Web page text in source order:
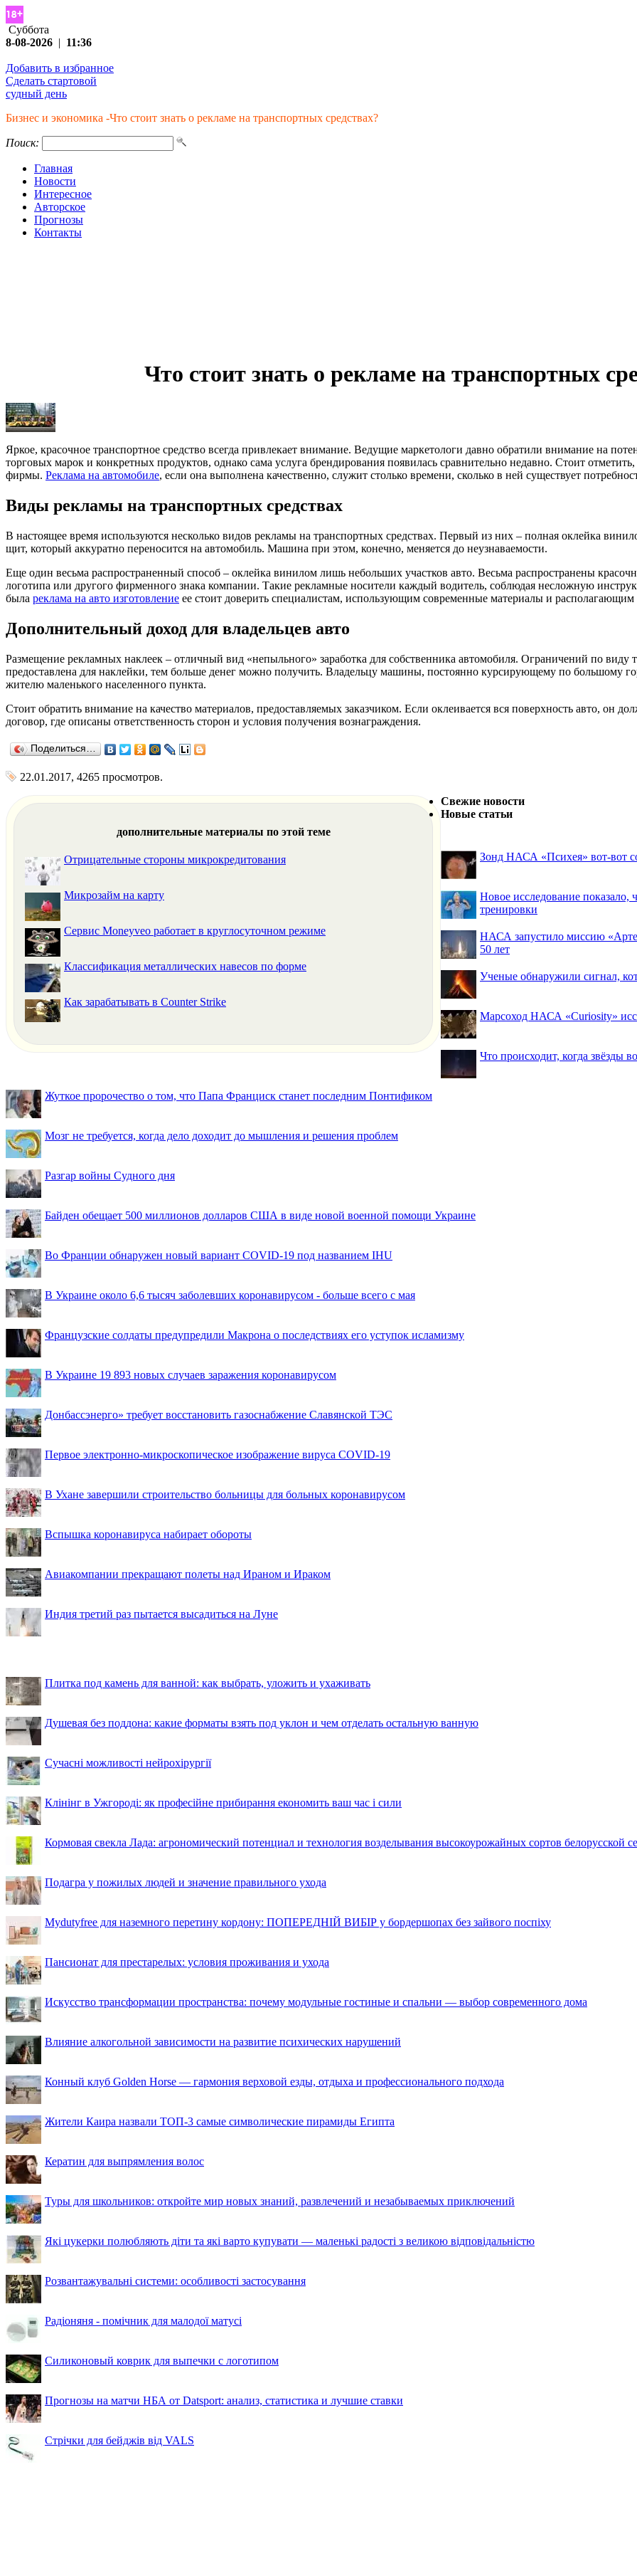
Суббота
8-08-2026 | 11:36
Добавить в избранное
Сделать стартовой
судный день
Бизнес и экономика -Что стоит знать о рекламе на транспортных средствах?
Поиск:
Главная
Новости
Интересное
Авторское
Прогнозы
Контакты
Что стоит знать о рекламе на транспортных
Яркое, красочное транспортное средство всегда привлекает внимание. Ведущие маркетологи давно обратили внимание на
торговых марок и конкретных продуктов, однако сама услуга брендирования появилась сравнительно недавно. Стоит
фирмы. Реклама на автомобиле, если она выполнена качественно, служит столько времени, сколько в ней существует
Виды рекламы на транспортных средствах
В настоящее время используются несколько видов рекламы на транспортных средствах. Первый из них – полная оклейка
щит, который аккуратно переносится на автомобиль. Машина при этом, конечно, меняется до неузнаваемости.
Еще один весьма распространенный способ – оклейка винилом лишь небольших участков авто. Весьма распространены
логотипа или другого фирменного знака компании. Такие рекламные носители каждый водитель, соблюдая несложную
была реклама на авто изготовление ее стоит доверить специалистам, использующим современные материалы и
Дополнительный доход для владельцев авто
Размещение рекламных наклеек – отличный вид «непыльного» заработка для собственника автомобиля. Ограничений по виду
предоставлена для наклейки, тем больше денег можно получить. Владельцу машины, постоянно курсирующему по большому
жителю маленького населенного пункта.
Стоит обратить внимание на качество материалов, предоставляемых заказчиком. Если оклеивается вся поверхность авто, он
договор, где описаны ответственность сторон и условия получения вознаграждения.
Поделиться…
22.01.2017, 4265 просмотров.
дополнительные материалы по этой теме
Отрицательные стороны микрокредитования
Микрозайм на карту
Сервис Moneyveo работает в круглосуточном режиме
Классификация металлических навесов по форме
Как зарабатывать в Counter Strike
Свежие новости
Новые статьи
Зонд НАСА «Психея» вот-вот
Новое исследование
тренировки
НАСА запустило миссию
50 лет
Ученые обнаружили сигнал,
Марсоход НАСА «Curiosity»
Что происходит, когда звёзды
Жуткое пророчество о том, что Папа Франциск станет последним Понтификом
Мозг не требуется, когда дело доходит до мышления и решения проблем
Разгар войны Судного дня
Байден обещает 500 миллионов долларов США в виде новой военной помощи Украине
Во Франции обнаружен новый вариант COVID-19 под названием IHU
В Украине около 6,6 тысяч заболевших коронавирусом - больше всего с мая
Французские солдаты предупредили Макрона о последствиях его уступок исламизму
В Украине 19 893 новых случаев заражения коронавирусом
Донбассэнерго» требует восстановить газоснабжение Славянской ТЭС
Первое электронно-микроскопическое изображение вируса COVID-19
В Ухане завершили строительство больницы для больных коронавирусом
Вспышка коронавируса набирает обороты
Авиакомпании прекращают полеты над Ираном и Ираком
Индия третий раз пытается высадиться на Луне
Плитка под камень для ванной: как выбрать, уложить и ухаживать
Душевая без поддона: какие форматы взять под уклон и чем отделать остальную ванную
Сучасні можливості нейрохірургії
Клінінг в Ужгороді: як професійне прибирання економить ваш час і сили
Кормовая свекла Лада: агрономический потенциал и технология возделывания высокоурожайных сортов белорусской
Подагра у пожилых людей и значение правильного ухода
Mydutyfree для наземного перетину кордону: ПОПЕРЕДНІЙ ВИБІР у бордершопах без зайвого поспіху
Пансионат для престарелых: условия проживания и ухода
Искусство трансформации пространства: почему модульные гостиные и спальни — выбор современного дома
Влияние алкогольной зависимости на развитие психических нарушений
Конный клуб Golden Horse — гармония верховой езды, отдыха и профессионального подхода
Жители Каира назвали ТОП-3 самые символические пирамиды Египта
Кератин для выпрямления волос
Туры для школьников: откройте мир новых знаний, развлечений и незабываемых приключений
Які цукерки полюбляють діти та які варто купувати — маленькі радості з великою відповідальністю
Розвантажувальні системи: особливості застосування
Радіоняня - помічник для малодої матусі
Силиконовый коврик для выпечки с логотипом
Прогнозы на матчи НБА от Datsport: анализ, статистика и лучшие ставки
Стрічки для бейджів від VALS